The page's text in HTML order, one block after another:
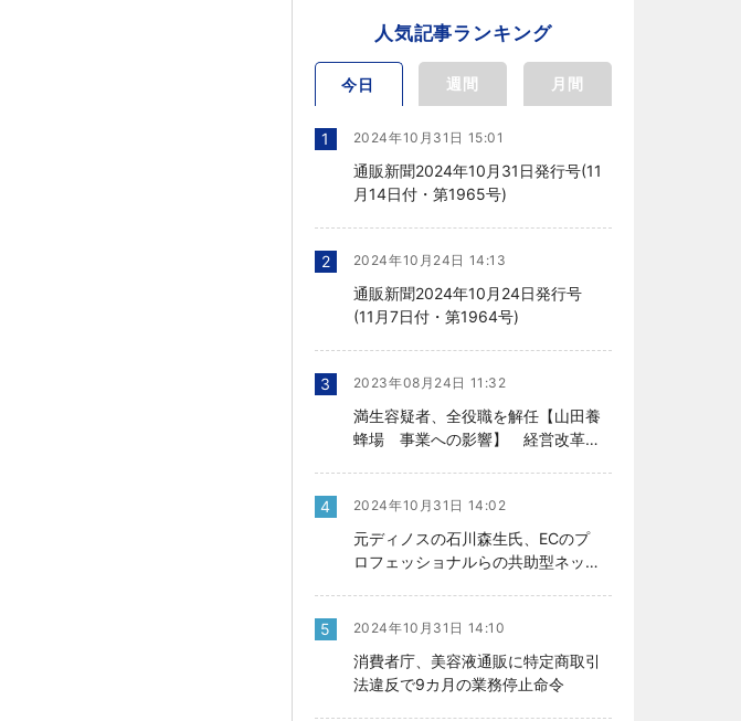
人気記事ランキング
今日 週間 月間
1 2024年10月31日 15:01
通販新聞2024年10月31日発行号(11
月14日付・第1965号)
2 2024年10月24日 14:13
通販新聞2024年10月24日発行号
(11月7日付・第1964号)
3 2023年08月24日 11:32
満生容疑者、全役職を解任【山田養
蜂場 事業への影響】 経営改革の
4 2024年10月31日 14:02
元ディノスの石川森生氏、ECのプ
ロフェッショナルらの共助型ネット
5 2024年10月31日 14:10
消費者庁、美容液通販に特定商取引
法違反で9カ月の業務停止命令